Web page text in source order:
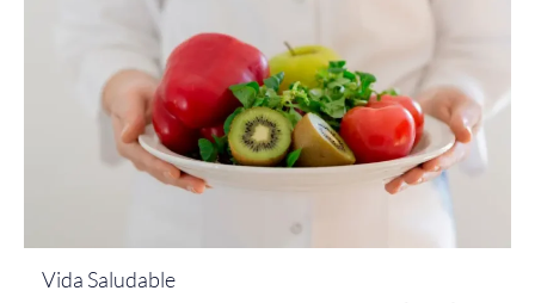
Vida Saludable